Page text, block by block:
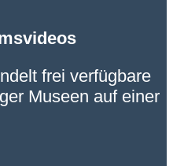
frei verfügbare
Museen auf einer